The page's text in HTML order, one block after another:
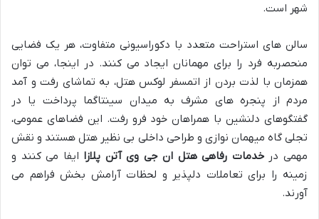
شهر است.
سالن های استراحت متعدد با دکوراسیونی متفاوت، هر یک فضایی
منحصربه فرد را برای مهمانان ایجاد می کنند. در اینجا، می توان
همزمان با لذت بردن از اتمسفر لوکس هتل، به تماشای رفت و آمد
مردم از پنجره های مشرف به میدان سینتاگما پرداخت یا در
گفتگوهای دلنشین با همراهان خود فرو رفت. این فضاهای عمومی،
تجلی گاه میهمان نوازی و طراحی داخلی بی نظیر هتل هستند و نقش
مهمی درخدمات رفاهی هتل ان جی وی آتن پلازا ایفا می کنند و
زمینه را برای تعاملات دلپذیر و لحظات آرامش بخش فراهم می
آورند.